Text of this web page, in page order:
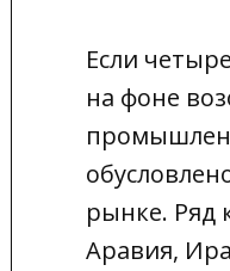
Если
на фоне
рынке. Ряд
Аравия,